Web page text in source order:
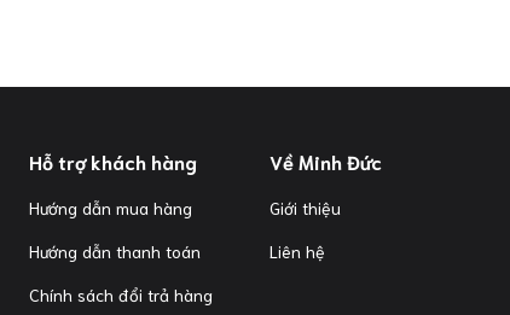
Hỗ trợ khách hàng
Hướng dẫn mua hàng
Hướng dẫn thanh toán
Chính sách đổi trả hàng
Về Minh Đức
Giới thiệu
Liên hệ